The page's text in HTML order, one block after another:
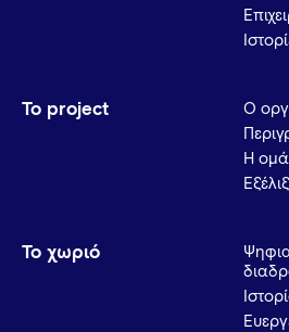
Το project
Ο
Η
Το χωριό